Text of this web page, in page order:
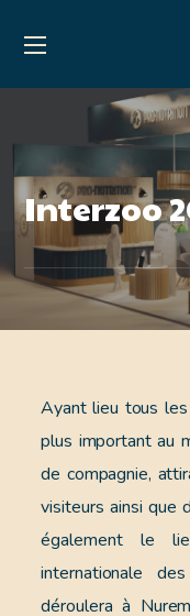
Interzoo
Ayant lieu tous
plus important au
de compagnie,
visiteurs ainsi que
également le
internationale
déroulera à